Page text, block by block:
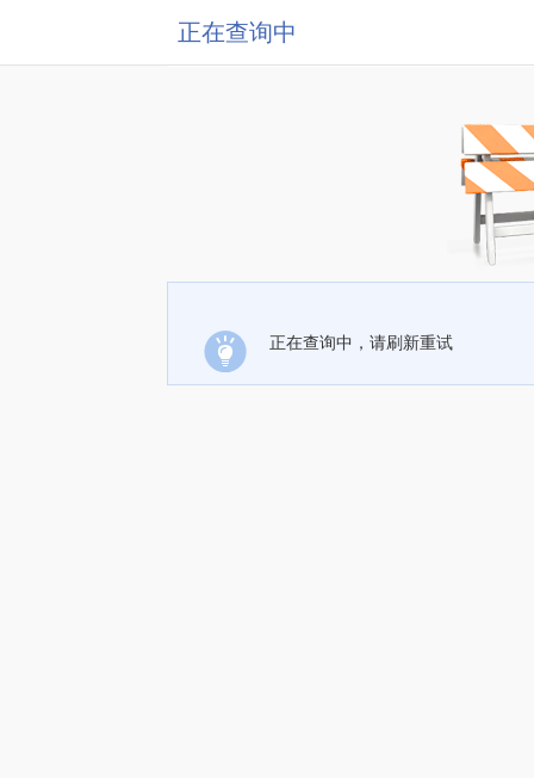
正在查询中
正在查询中，请刷新重试